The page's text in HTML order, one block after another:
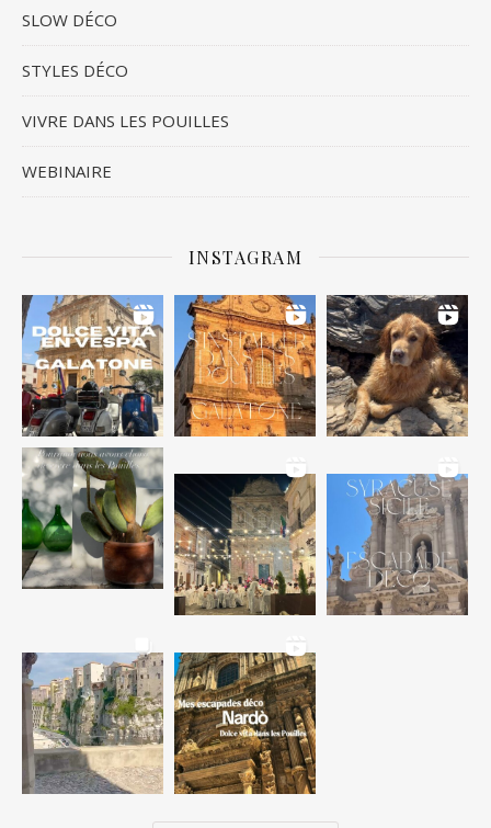
SLOW DÉCO
STYLES DÉCO
VIVRE DANS LES POUILLES
WEBINAIRE
INSTAGRAM